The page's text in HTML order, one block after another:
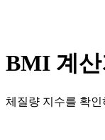
BMI 계산
체질량 지수를 확